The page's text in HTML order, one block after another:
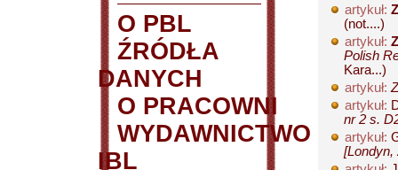
O PBL
ŹRÓDŁA
DANYCH
O PRACOWNI
WYDAWNICTWO
IBL
artykuł:
(not....)
artykuł:
Polish
Kara...)
artykuł:
artykuł:
nr 2 s.
artykuł:
[Londyn,